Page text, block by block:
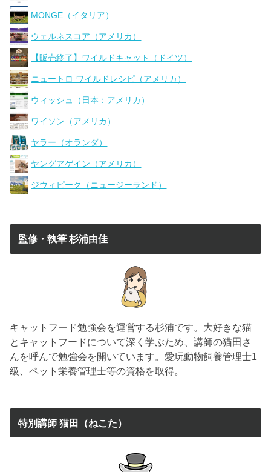
MONGE（イタリア）
ウェルネスコア（アメリカ）
【販売終了】ワイルドキャット（ドイツ）
ニュートロ ワイルドレシピ（アメリカ）
ウィッシュ（日本：アメリカ）
ワイソン（アメリカ）
ヤラー（オランダ）
ヤングアゲイン（アメリカ）
ジウィピーク（ニュージーランド）
監修・執筆 杉浦由佳
キャットフード勉強会を運営する杉浦です。大好きな猫
とキャットフードについて深く学ぶため、講師の猫田さ
んを呼んで勉強会を開いています。愛玩動物飼養管理士1
級、ペット栄養管理士等の資格を取得。
特別講師 猫田（ねこた）